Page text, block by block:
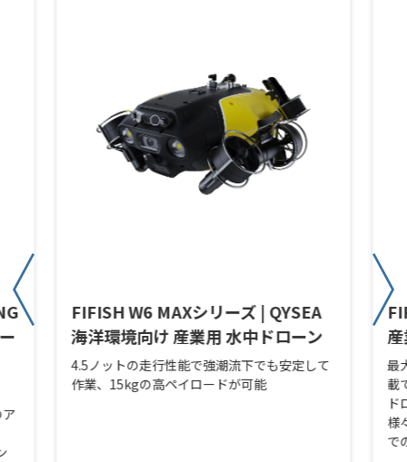
FIFISH W6 MAXシリーズ | QYSEA
海洋環境向け 産業用 水中ドローン
4.5ノットの走行性能で強潮流下でも安定して
作業、15kgの高ペイロードが可能
最
載
ド
様
で